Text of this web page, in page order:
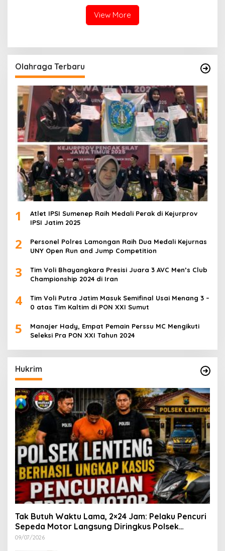
View More
Olahraga Terbaru
1
Atlet IPSI Sumenep Raih Medali Perak di Kejurprov
IPSI Jatim 2025
2
Personel Polres Lamongan Raih Dua Medali Kejurnas
UNY Open Run and Jump Competition
3
Tim Voli Bhayangkara Presisi Juara 3 AVC Men’s Club
Championship 2024 di Iran
4
Tim Voli Putra Jatim Masuk Semifinal Usai Menang 3 –
0 atas Tim Kaltim di PON XXI Sumut
5
Manajer Hady, Empat Pemain Perssu MC Mengikuti
Seleksi Pra PON XXI Tahun 2024
Hukrim
Tak Butuh Waktu Lama, 2×24 Jam: Pelaku Pencuri
Sepeda Motor Langsung Diringkus Polsek
Lenteng di Wilayah Manding
09/07/2026